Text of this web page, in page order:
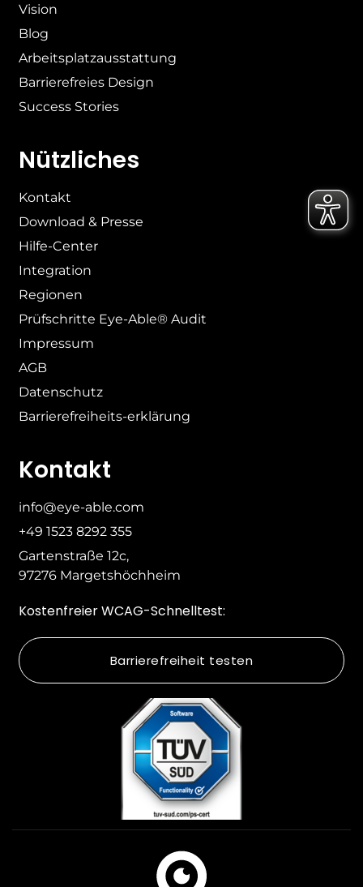
Vision
Blog
Arbeitsplatzausstattung
Barrierefreies Design
Success Stories
Nützliches
Kontakt
Download & Presse
Hilfe-Center
Integration
Regionen
Prüfschritte Eye-Able® Audit
Impressum
AGB
Datenschutz
Barrierefreiheits-erklärung
Kontakt
info@eye-able.com
+49 1523 8292 355
Gartenstraße 12c,
97276 Margetshöchheim
Kostenfreier WCAG-Schnelltest:
Barrierefreiheit testen